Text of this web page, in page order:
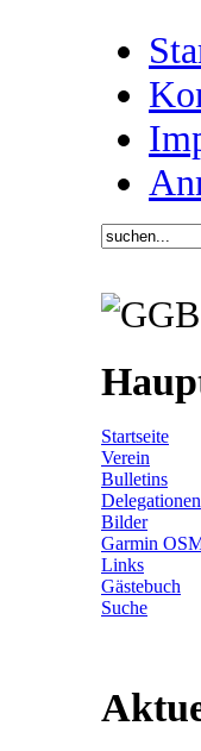
Startseite
Verein
Bulletins
Delegationen
Bilder
Garmin
Links
Gästebuch
Suche